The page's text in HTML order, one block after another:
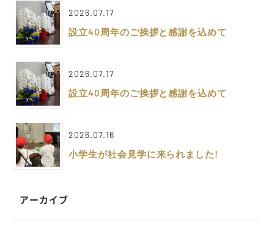
2026.07.17
設立40周年のご挨拶と感謝を込めて
2026.07.17
設立40周年のご挨拶と感謝を込めて
2026.07.16
小学生が社会見学に来られました!
アーカイブ